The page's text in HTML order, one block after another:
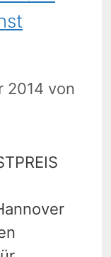
2014 von